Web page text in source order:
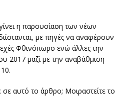
η παρουσίαση των νέων
με πηγές να αναφέρουν
Φθινόπωρο ενώ άλλες την
2017 μαζί με την αναβάθμιση
σε αυτό το άρθρο; Μοιραστείτε το